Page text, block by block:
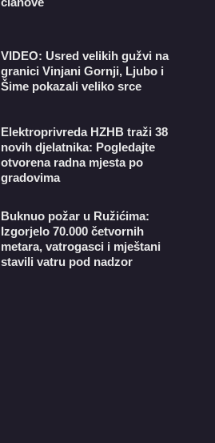
VIDEO: Usred velikih gužvi na
granici Vinjani Gornji, Ljubo i
Šime pokazali veliko srce
​Elektroprivreda HZHB traži 38
novih djelatnika: Pogledajte
otvorena radna mjesta po
gradovima
Buknuo požar u Ružićima:
Izgorjelo 70.000 četvornih
metara, vatrogasci i mještani
stavili vatru pod nadzor